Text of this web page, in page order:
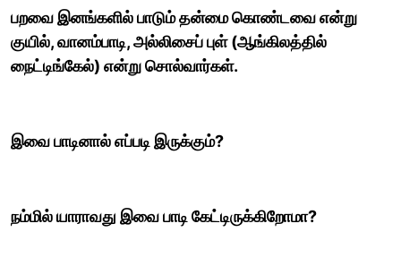
பறவை இனங்களில் பாடும் தன்மை கொண்டவை என்று
குயில், வானம்பாடி, அல்லிசைப் புள் (ஆங்கிலத்தில்
நைட்டிங்கேல்) என்று சொல்வார்கள்.
இவை பாடினால் எப்படி இருக்கும்?
நம்மில் யாராவது இவை பாடி கேட்டிருக்கிறோமா?